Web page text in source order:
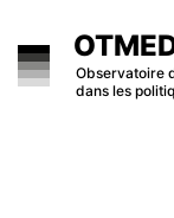
to
content
Observatoire
dans les